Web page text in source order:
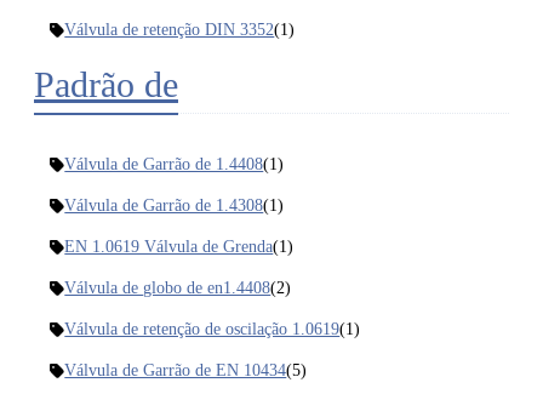
Válvula de retenção DIN 3352(1)
Padrão de
Válvula de Garrão de 1.4408(1)
Válvula de Garrão de 1.4308(1)
EN 1.0619 Válvula de Grenda(1)
Válvula de globo de en1.4408(2)
Válvula de retenção de oscilação 1.0619(1)
Válvula de Garrão de EN 10434(5)